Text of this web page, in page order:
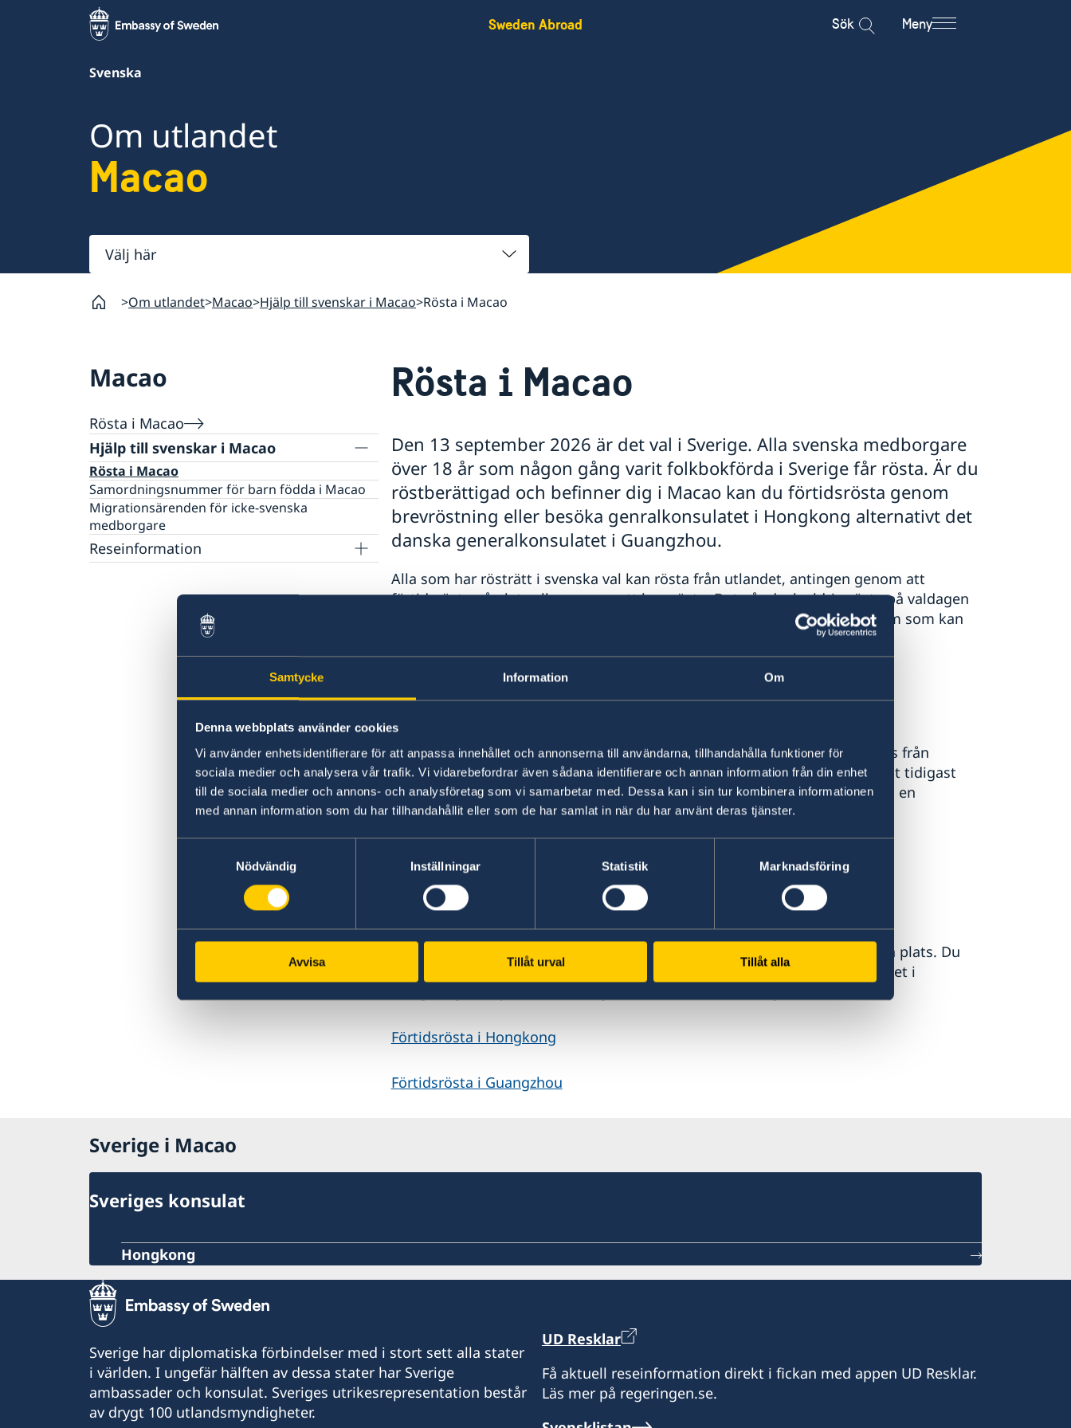
Samtycke Information Om
Denna webbplats använder cookies
Vi använder enhetsidentifierare för att anpassa innehållet och annonserna till användarna, tillhandahålla funktioner för
sociala medier och analysera vår trafik. Vi vidarebefordrar även sådana identifierare och annan information från din enhet
till de sociala medier och annons- och analysföretag som vi samarbetar med. Dessa kan i sin tur kombinera informationen
med annan information som du har tillhandahållit eller som de har samlat in när du har använt deras tjänster.
Nödvändig
Inställningar Statistik Marknadsföring
Avvisa Tillåt urval Tillåt alla
Sweden Abroad Sök Meny
Svenska
Om utlandet
Macao
Välj
här
Om utlandet Macao Hjälp till svenskar i Macao Rösta i Macao
Macao
Rösta i Macao
Hjälp till svenskar i Macao
Rösta i Macao
Samordningsnummer för barn födda i Macao
Migrationsärenden för icke-svenska
medborgare
Reseinformation
Aktuella händelser
Allmänna säkerhetsläget
Kriser och katastrofer
Rösta i Macao
Den 13 september 2026 är det val i Sverige. Alla svenska medborgare
över 18 år som någon gång varit folkbokförda i Sverige får rösta. Är du
röstberättigad och befinner dig i Macao kan du förtidsrösta genom
brevröstning eller besöka genralkonsulatet i Hongkong alternativt det
danska generalkonsulatet i Guangzhou.
Alla som har rösträtt i svenska val kan rösta från utlandet, antingen genom att
förtidsrösta på plats eller genom att brevrösta. Det går dock aldrig rösta på valdagen
från utlandet. På regeringens webbplats hittar du mer information om vem som kan
Regeringen.se - Rösta i utlandet
Brevröstning
Du som är utomlands kan brevrösta i valet 2026. Brevrösten måste skickas från
utlandet och vara framme i tid till rösträkningen. Du får skicka din brevröst tidigast
den 30 juli 2026. Brevröstning är ett bra alternativ om du inte kan rösta på en
ambassad eller ett konsulat.
Om att brevrösta från utlandet - på Valmyndigheten webbplats
Förtidsröstning på utlandsmyndighet
Många svenska utlandsmyndigheter erbjuder möjlighet att förtidsrösta på plats. Du
som befinner dig i Macao kan till exempel förtidsrösta på generalkonsulatet i
Förtidsrösta i Hongkong
Förtidsrösta i Guangzhou
Sverige i Macao
Sveriges konsulat
Hongkong
Sverige har diplomatiska förbindelser med i stort sett alla stater
i världen. I ungefär hälften av dessa stater har Sverige
ambassader och konsulat. Sveriges utrikesrepresentation består
av drygt 100 utlandsmyndigheter.
UD Resklar
Få aktuell reseinformation direkt i fickan med appen UD Resklar.
Läs mer på regeringen.se.